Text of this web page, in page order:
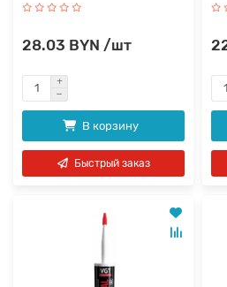
28.03 BYN /шт
В корзину
Быстрый заказ